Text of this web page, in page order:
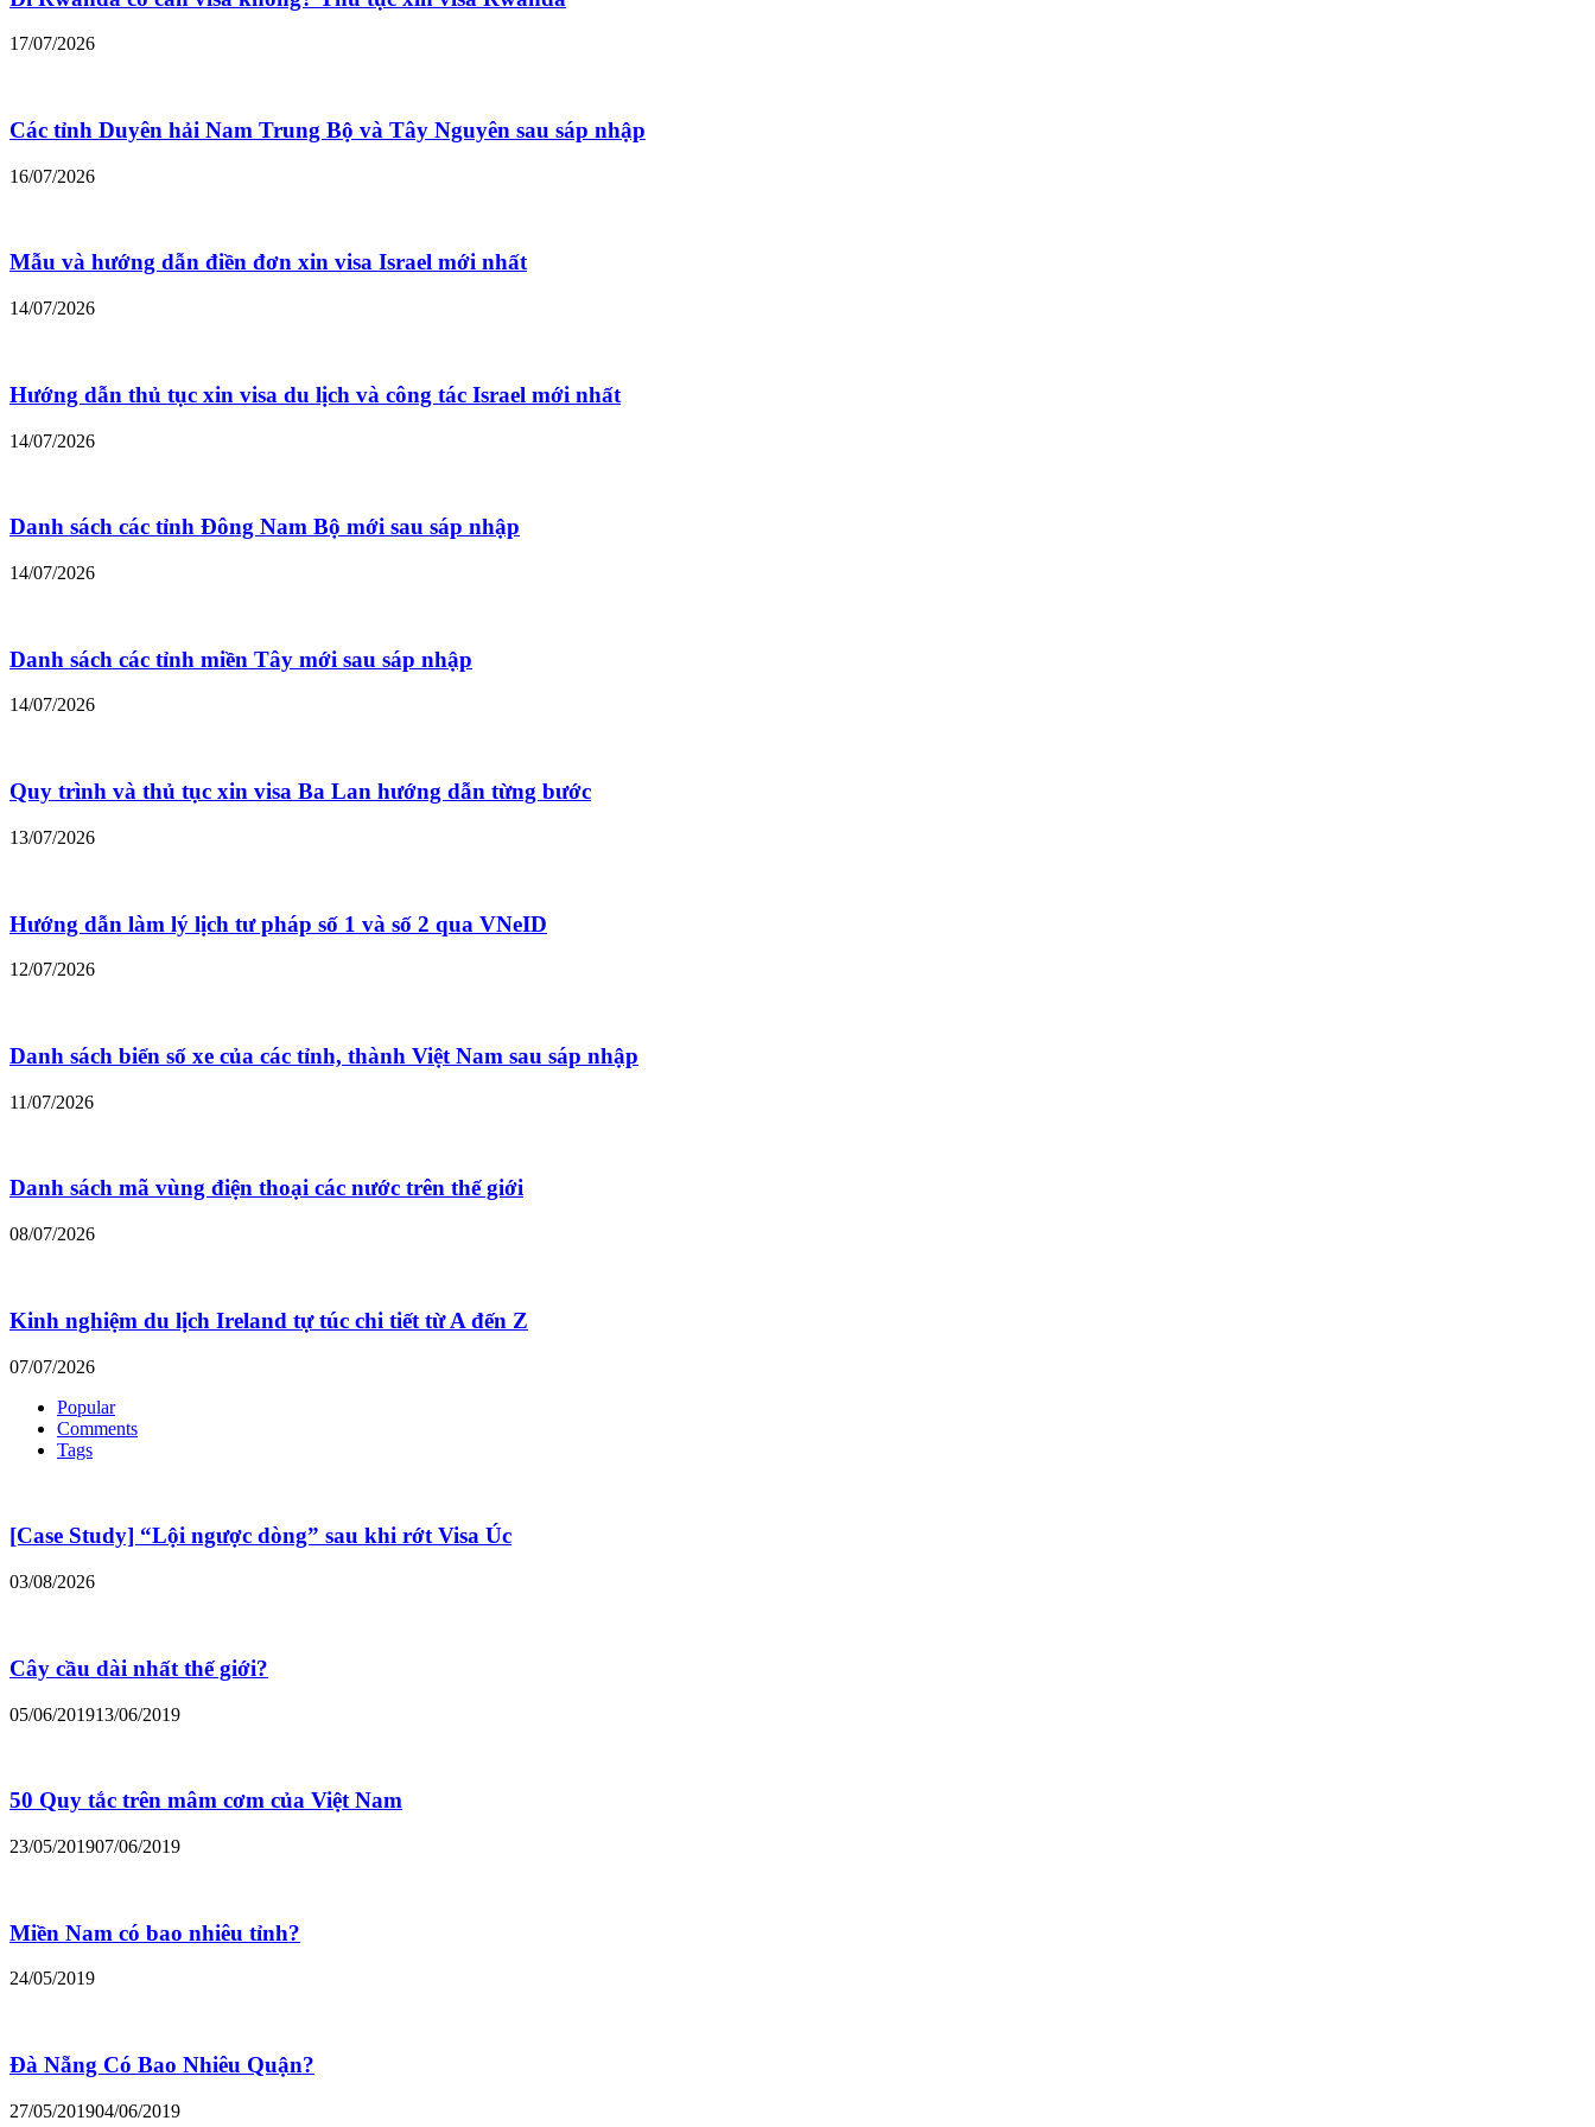
17/07/2026
Các tỉnh Duyên hải Nam Trung Bộ và Tây Nguyên sau sáp nhập
16/07/2026
Mẫu và hướng dẫn điền đơn xin visa Israel mới nhất
14/07/2026
Hướng dẫn thủ tục xin visa du lịch và công tác Israel mới nhất
14/07/2026
Danh sách các tỉnh Đông Nam Bộ mới sau sáp nhập
14/07/2026
Danh sách các tỉnh miền Tây mới sau sáp nhập
14/07/2026
Quy trình và thủ tục xin visa Ba Lan hướng dẫn từng bước
13/07/2026
Hướng dẫn làm lý lịch tư pháp số 1 và số 2 qua VNeID
12/07/2026
Danh sách biển số xe của các tỉnh, thành Việt Nam sau sáp nhập
11/07/2026
Danh sách mã vùng điện thoại các nước trên thế giới
08/07/2026
Kinh nghiệm du lịch Ireland tự túc chi tiết từ A đến Z
07/07/2026
Popular
Comments
Tags
[Case Study] “Lội ngược dòng” sau khi rớt Visa Úc
03/08/2026
Cây cầu dài nhất thế giới?
05/06/201913/06/2019
50 Quy tắc trên mâm cơm của Việt Nam
23/05/201907/06/2019
Miền Nam có bao nhiêu tỉnh?
24/05/2019
Đà Nẵng Có Bao Nhiêu Quận?
27/05/201904/06/2019